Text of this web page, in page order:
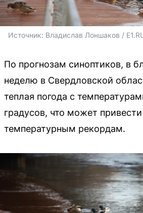
Источник: Владислав Лоншаков /
По прогнозам синоптиков, в
неделю в Свердловской
теплая погода с
градусов, что может
температурным рекордам.